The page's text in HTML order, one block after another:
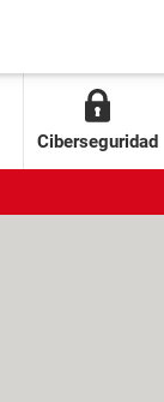
Ciberseguridad